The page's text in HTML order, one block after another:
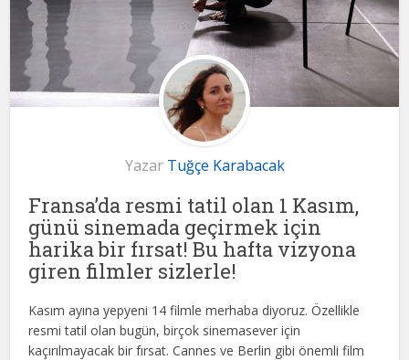
Yazar Tuğçe Karabacak
Fransa’da resmi tatil olan 1 Kasım,
günü sinemada geçirmek için
harika bir fırsat! Bu hafta vizyona
giren filmler sizlerle!
Kasım ayına yepyeni 14 filmle merhaba diyoruz. Özellikle
resmi tatil olan bugün, birçok sinemasever için
kaçırılmayacak bir fırsat. Cannes ve Berlin gibi önemli film